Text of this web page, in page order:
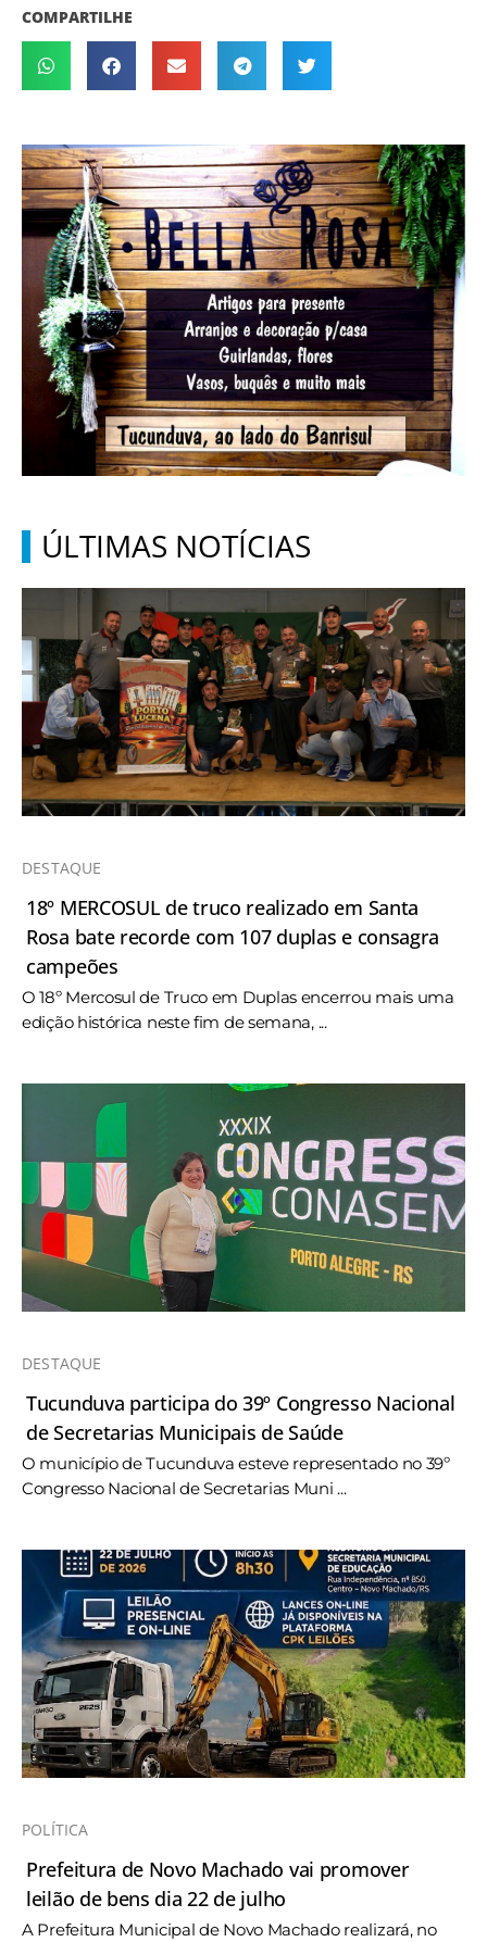
COMPARTILHE
ÚLTIMAS NOTÍCIAS
DESTAQUE
18º MERCOSUL de truco realizado em Santa
Rosa bate recorde com 107 duplas e consagra
campeões
O 18º Mercosul de Truco em Duplas encerrou mais uma
edição histórica neste fim de semana, ...
DESTAQUE
Tucunduva participa do 39º Congresso Nacional
de Secretarias Municipais de Saúde
O município de Tucunduva esteve representado no 39º
Congresso Nacional de Secretarias Muni ...
POLÍTICA
Prefeitura de Novo Machado vai promover
leilão de bens dia 22 de julho
A Prefeitura Municipal de Novo Machado realizará, no